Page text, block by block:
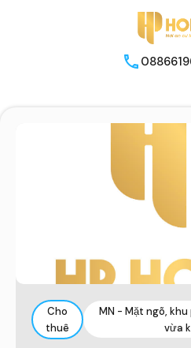
Cho
thuê
MN - Mặt ngõ,
vừa